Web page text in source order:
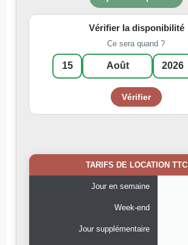
Vérifier la disponibilité
Ce sera quand ?
TARIFS DE LOCATION TTC
Jour en semaine
Week-end
Jour supplémentaire